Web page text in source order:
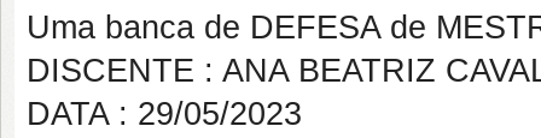
Uma banca de DEFESA de
DISCENTE : ANA BEATRIZ
DATA : 29/05/2023